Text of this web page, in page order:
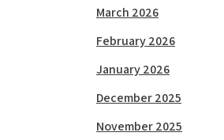
March 2026
February 2026
January 2026
December 2025
November 2025